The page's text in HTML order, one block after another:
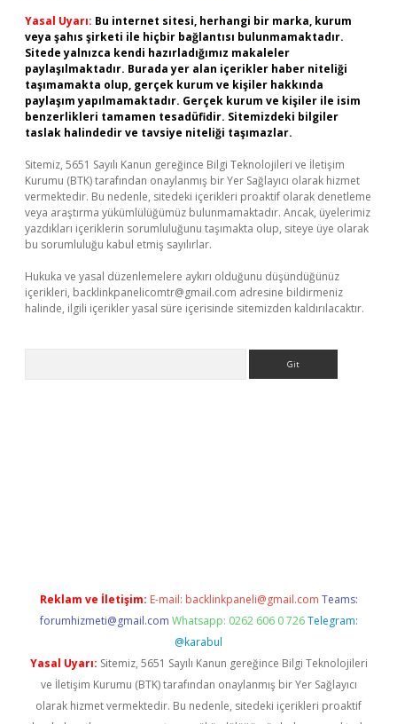
Yasal Uyarı: Bu internet sitesi, herhangi bir marka, kurum
veya şahıs şirketi ile hiçbir bağlantısı bulunmamaktadır.
Sitede yalnızca kendi hazırladığımız makaleler
paylaşılmaktadır. Burada yer alan içerikler haber niteliği
taşımamakta olup, gerçek kurum ve kişiler hakkında
paylaşım yapılmamaktadır. Gerçek kurum ve kişiler ile isim
benzerlikleri tamamen tesadüfidir. Sitemizdeki bilgiler
taslak halindedir ve tavsiye niteliği taşımazlar.
Sitemiz, 5651 Sayılı Kanun gereğince Bilgi Teknolojileri ve İletişim
Kurumu (BTK) tarafından onaylanmış bir Yer Sağlayıcı olarak hizmet
vermektedir. Bu nedenle, sitedeki içerikleri proaktif olarak denetleme
veya araştırma yükümlülüğümüz bulunmamaktadır. Ancak, üyelerimiz
yazdıkları içeriklerin sorumluluğunu taşımakta olup, siteye üye olarak
bu sorumluluğu kabul etmiş sayılırlar.
Hukuka ve yasal düzenlemelere aykırı olduğunu düşündüğünüz
içerikleri, backlinkpanelicomtr@gmail.com adresine bildirmeniz
halinde, ilgili içerikler yasal süre içerisinde sitemizden kaldırılacaktır.
Reklam ve İletişim: E-mail: backlinkpaneli@gmail.com Teams:
forumhizmeti@gmail.com Whatsapp: 0262 606 0 726 Telegram:
@karabul
Yasal Uyarı: Sitemiz, 5651 Sayılı Kanun gereğince Bilgi Teknolojileri
ve İletişim Kurumu (BTK) tarafından onaylanmış bir Yer Sağlayıcı
olarak hizmet vermektedir. Bu nedenle, sitedeki içerikleri proaktif